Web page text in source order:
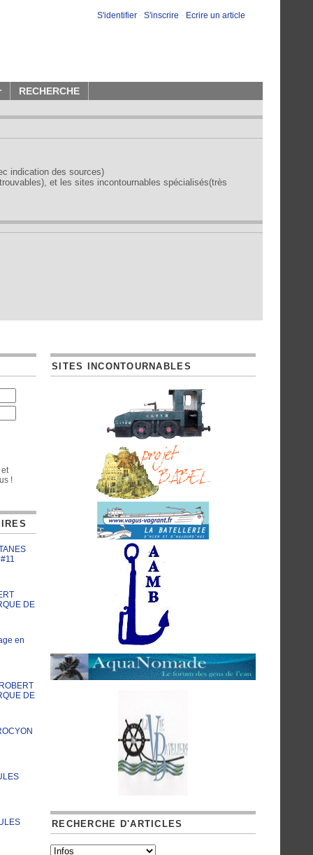
S'identifier - S'inscrire - Ecrire un article
RECHERCHE
indication des sources)
et les sites incontournables spécialisés(très
!
DE
en
DE
SITES INCONTOURNABLES
RECHERCHE D'ARTICLES